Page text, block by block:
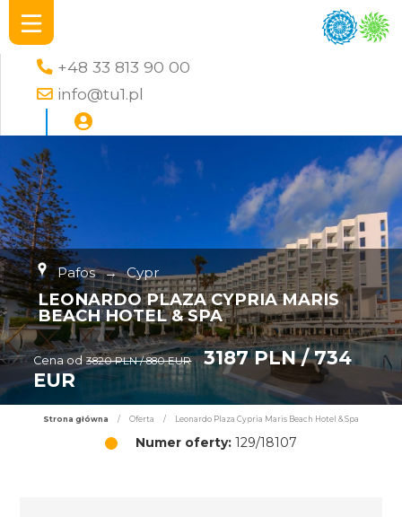
+48 33 813 90 00
info@tu1.pl
Pafos → Cypr
LEONARDO PLAZA CYPRIA MARIS
BEACH HOTEL & SPA
Cena od 3820 PLN / 880 EUR
3187 PLN / 734
EUR
Strona główna / Oferta / Leonardo Plaza Cypria Maris Beach Hotel & Spa
Numer oferty: 129/18107